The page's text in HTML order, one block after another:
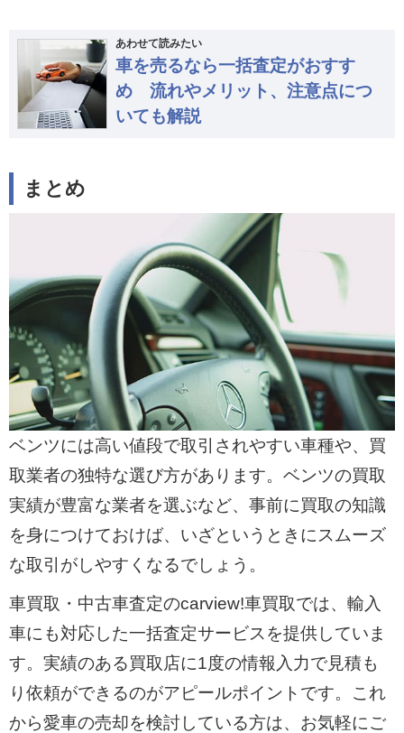
あわせて読みたい
車を売るなら一括査定がおすす
め 流れやメリット、注意点につ
いても解説
まとめ
ベンツには高い値段で取引されやすい車種や、買
取業者の独特な選び方があります。ベンツの買取
実績が豊富な業者を選ぶなど、事前に買取の知識
を身につけておけば、いざというときにスムーズ
な取引がしやすくなるでしょう。
車買取・中古車査定のcarview!車買取では、輸入
車にも対応した一括査定サービスを提供していま
す。実績のある買取店に1度の情報入力で見積も
り依頼ができるのがアピールポイントです。これ
から愛車の売却を検討している方は、お気軽にご